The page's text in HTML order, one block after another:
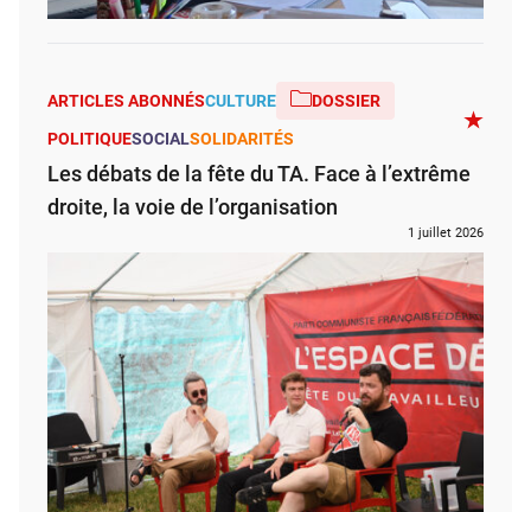
ARTICLES ABONNÉSCULTURE
DOSSIER
POLITIQUESOCIALSOLIDARITÉS
Les débats de la fête du TA. Face à l’extrême
droite, la voie de l’organisation
1 juillet 2026